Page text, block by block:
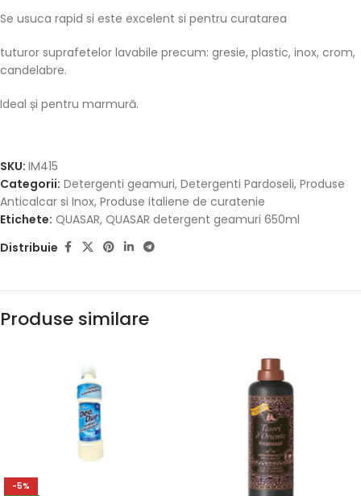
Se usuca rapid si este excelent si pentru curatarea
tuturor suprafetelor lavabile precum: gresie, plastic, inox, crom,
candelabre.
Ideal și pentru marmură.
SKU: IM415
Categorii: Detergenti geamuri, Detergenti Pardoseli, Produse
Anticalcar si Inox, Produse italiene de curatenie
Etichete: QUASAR, QUASAR detergent geamuri 650ml
Distribuie
Produse similare
-5%